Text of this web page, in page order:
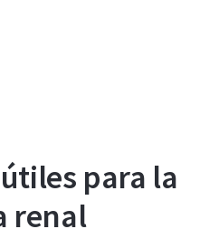
para la
renal